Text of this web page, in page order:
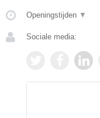
Openingstijden ▼
Sociale media: